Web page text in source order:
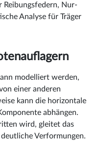
Nur-
Analyse für Träger
modelliert werden,
einer anderen
kann die horizontale
abhängen.
wird, gleitet das
Verformungen.